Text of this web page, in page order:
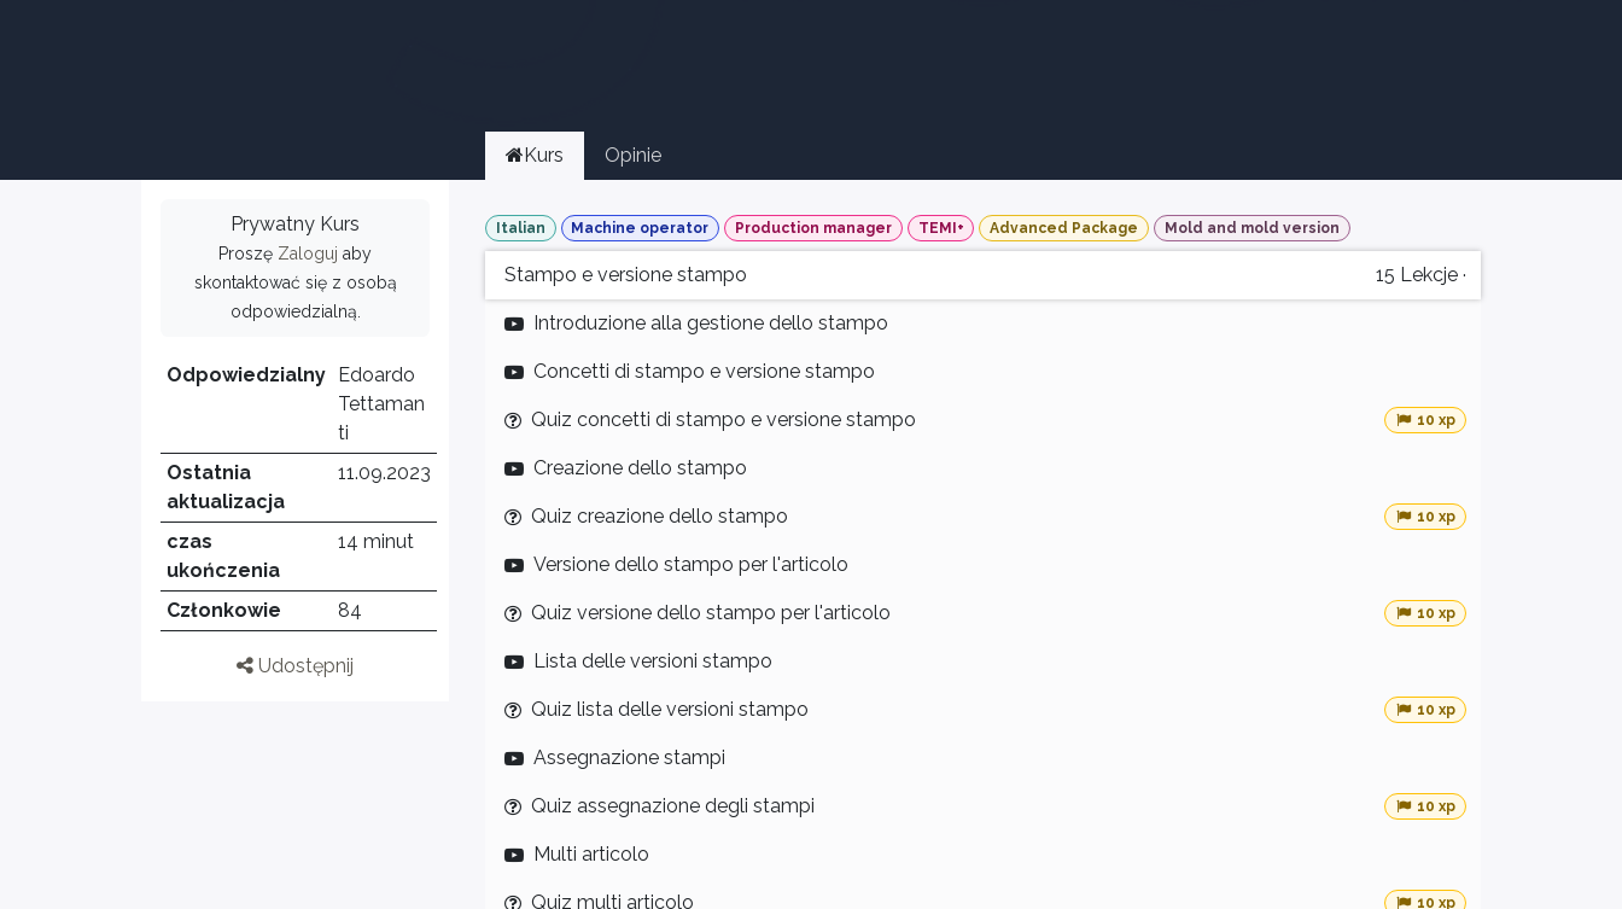
Prywatny Kurs
Proszę Zaloguj aby
skontaktować się z osobą
odpowiedzialną.
Odpowiedzialny Edoardo
Tettaman
ti
Ostatnia
aktualizacja
11.09.2023
czas
ukończenia
14 minut
Członkowie 84
Udostępnij
Kurs Opinie
Italian Machine operator Production manager TEMI+ Advanced Package Mold and mold version
Stampo e versione stampo 15 Lekcje ·
Introduzione alla gestione dello stampo
Concetti di stampo e versione stampo
Quiz concetti di stampo e versione stampo 10 xp
Creazione dello stampo
Quiz creazione dello stampo 10 xp
Versione dello stampo per l'articolo
Quiz versione dello stampo per l'articolo 10 xp
Lista delle versioni stampo
Quiz lista delle versioni stampo 10 xp
Assegnazione stampi
Quiz assegnazione degli stampi 10 xp
Multi articolo
Quiz multi articolo 10 xp